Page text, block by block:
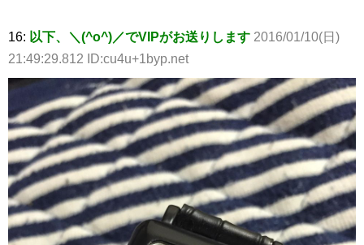
16: 以下、＼(^o^)／でVIPがお送りします 2016/01/10(日)
21:49:29.812 ID:cu4u+1byp.net